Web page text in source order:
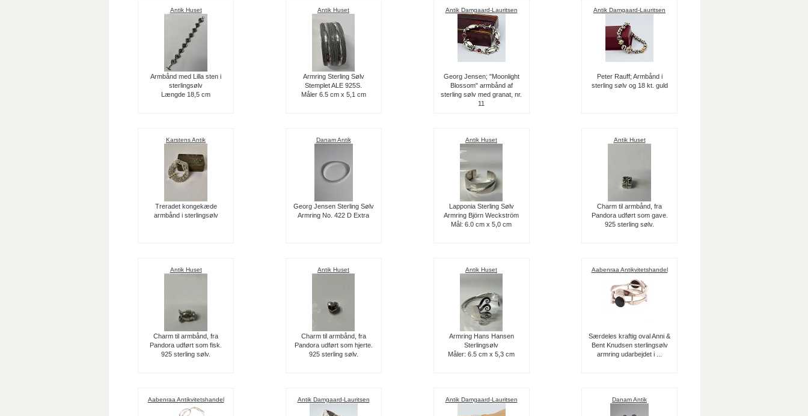
Antik Huset
Armbånd med Lilla sten i
sterlingsølv
Længde 18,5 cm
Antik Huset
Armring Sterling Sølv
Stemplet ALE 925S.
Måler 6.5 cm x 5,1 cm
Antik Damgaard-Lauritsen
Georg Jensen; "Moonlight
Blossom" armbånd af
sterling sølv med granat, nr.
11
Antik Damgaard-Lauritsen
Peter Rauff; Armbånd i
sterling sølv og 18 kt. guld
Karstens Antik
Treradet kongekæde
armbånd i sterlingsølv
Danam Antik
Georg Jensen Sterling Sølv
Armring No. 422 D Extra
Antik Huset
Lapponia Sterling Sølv
Armring Björn Weckström
Mål: 6.0 cm x 5,0 cm
Antik Huset
Charm til armbånd, fra
Pandora udført som gave.
925 sterling sølv.
Antik Huset
Charm til armbånd, fra
Pandora udført som fisk.
925 sterling sølv.
Antik Huset
Charm til armbånd, fra
Pandora udført som hjerte.
925 sterling sølv.
Antik Huset
Armring Hans Hansen
Sterlingsølv
Måler: 6.5 cm x 5,3 cm
Aabenraa Antikvitetshandel
Særdeles kraftig oval Anni &
Bent Knudsen sterlingsølv
armring udarbejdet i ...
Aabenraa Antikvitetshandel Antik Damgaard-Lauritsen Antik Damgaard-Lauritsen Danam Antik